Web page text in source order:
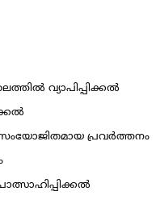
വ്യാപിപ്പിക്കല്‍
പ്രവര്‍ത്തനം